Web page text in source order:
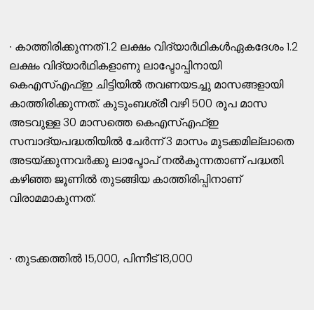
∙ കാത്തിരിക്കുന്നത് 1.2 ലക്ഷം വിദ്യാർഥികൾഏകദേശം 1.2
ലക്ഷം വിദ്യാർഥികളാണു ലാപ്ടോപ്പിനായി
കെഎസ്എഫ്ഇ ചിട്ടിയിൽ തവണയടച്ചു മാസങ്ങളായി
കാത്തിരിക്കുന്നത്. കുടുംബശ്രീ വഴി 500 രൂപ മാസ
അടവുള്ള 30 മാസത്തെ കെഎസ്എഫ്ഇ
സമ്പാദ്യപദ്ധതിയിൽ ചേർന്ന് 3 മാസം മുടക്കമില്ലാതെ
അടയ്ക്കുന്നവർക്കു ലാപ്ടോപ് നൽകുന്നതാണ് പദ്ധതി.
കഴിഞ്ഞ ജൂണിൽ തുടങ്ങിയ കാത്തിരിപ്പിനാണ്
വിരാമമാകുന്നത്.
∙ തുടക്കത്തിൽ 15,000, പിന്നീട് 18,000